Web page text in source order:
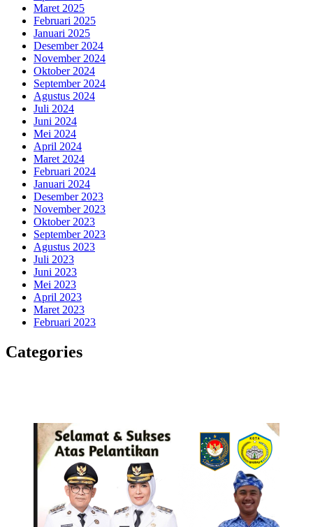
Maret 2025
Februari 2025
Januari 2025
Desember 2024
November 2024
Oktober 2024
September 2024
Agustus 2024
Juli 2024
Juni 2024
Mei 2024
April 2024
Maret 2024
Februari 2024
Januari 2024
Desember 2023
November 2023
Oktober 2023
September 2023
Agustus 2023
Juli 2023
Juni 2023
Mei 2023
April 2023
Maret 2023
Februari 2023
Categories